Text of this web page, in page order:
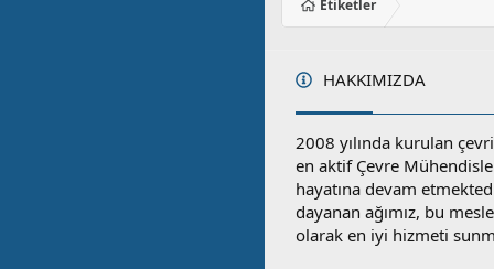
Etiketler
HAKKIMIZDA
2008 yılında kurulan
en aktif Çevre
hayatına devam
dayanan ağımız, bu
olarak en iyi hizmeti